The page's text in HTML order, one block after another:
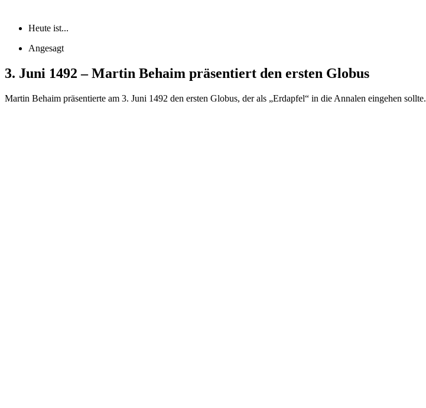
Heute ist...
Angesagt
3. Juni 1492 – Martin Behaim präsentiert den ersten Globus
Martin Behaim präsentierte am 3. Juni 1492 den ersten Globus, der als „Erdapfel“ in die Annalen eingehen sollte.